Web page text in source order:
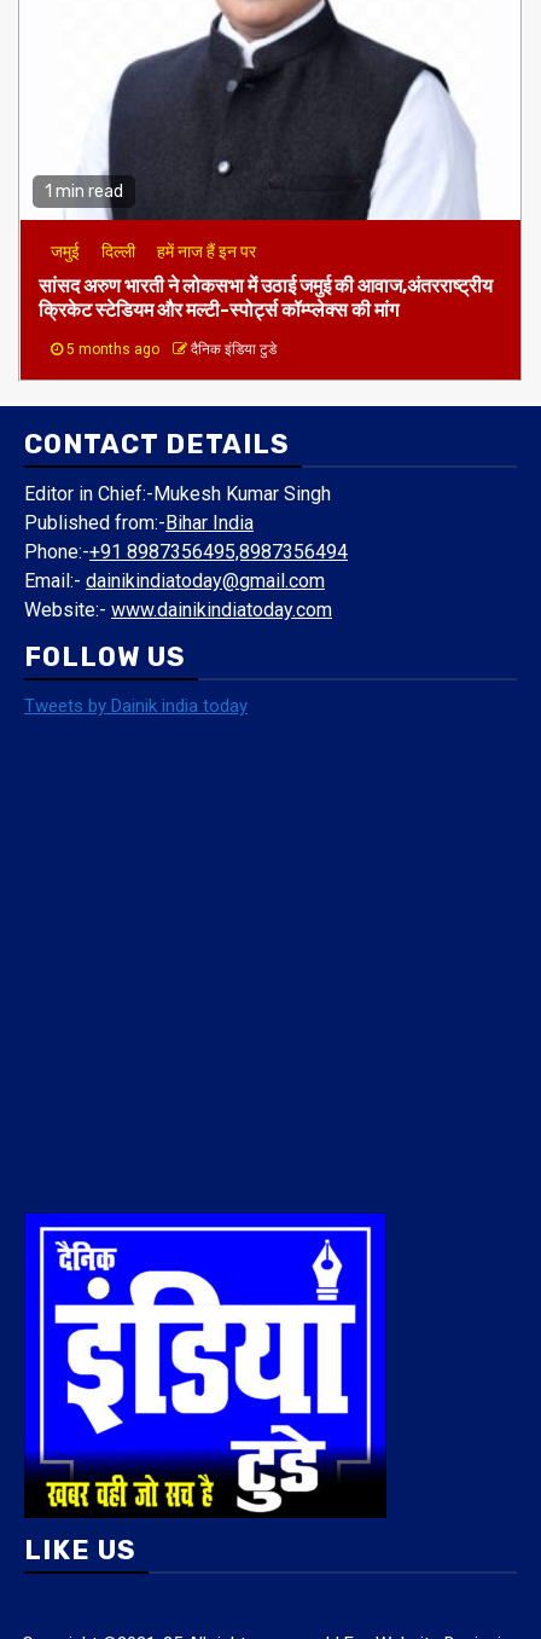
1 min read
जमुई दिल्ली हमें नाज हैं इन पर
​सांसद अरुण भारती ने लोकसभा में उठाई जमुई की आवाज,अंतरराष्ट्रीय
5 months ago दैनिक इंडिया टुडे
CONTACT DETAILS
Editor in Chief:-Mukesh Kumar Singh
Published from:-Bihar India
Phone:-+91 8987356495,8987356494
Website:-www.dainikindiatoday.com
FOLLOW US